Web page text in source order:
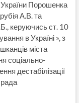
Порошенка
А.В. та
керуючись ст. 10
в Україні », з
міста
соціально-
дестабілізації
рада